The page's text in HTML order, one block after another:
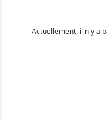
Actuellement, il n'y a